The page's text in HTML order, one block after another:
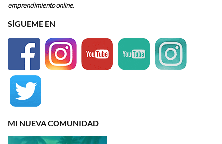
emprendimiento online.
SÍGUEME EN
MI NUEVA COMUNIDAD